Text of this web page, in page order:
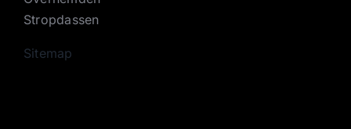
Stropdassen
Sitemap